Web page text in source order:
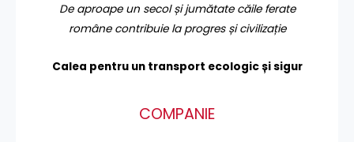
De aproape un secol și jumătate căile ferate
române contribuie la progres și civilizație
Calea pentru un transport ecologic și sigur
COMPANIE